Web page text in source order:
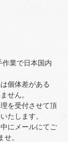
業で日本国内
個体差がある
せん。
を受付させて頂
たします。
にメールにてご
。